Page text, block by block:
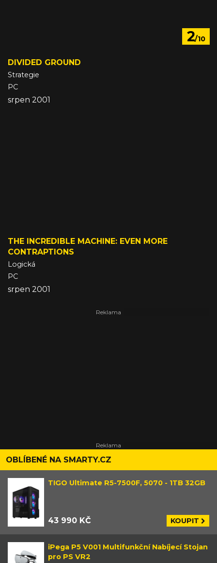
2/10
DIVIDED GROUND
Strategie
PC
srpen 2001
THE INCREDIBLE MACHINE: EVEN MORE
CONTRAPTIONS
Logická
PC
srpen 2001
OBLÍBENÉ NA SMARTY.CZ
TIGO Ultimate R5-7500F, 5070 - 1TB 32GB
43 990 KČ KOUPIT
iPega P5 V001 Multifunkční Nabíjecí Stojan
pro PS VR2